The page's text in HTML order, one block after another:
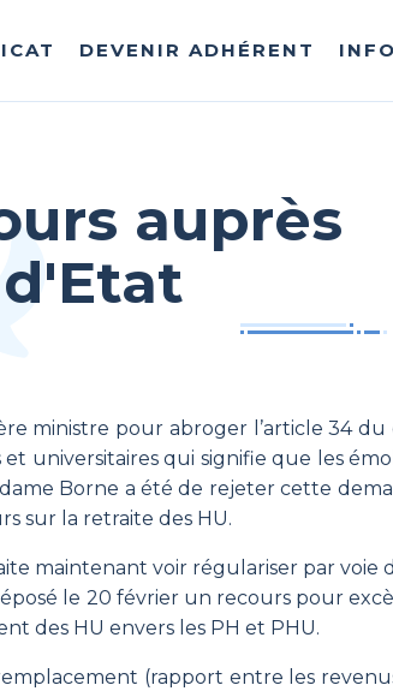
DEVENIR ADHÉRENT
auprès
ministre pour abroger l’article 34 du
universitaires qui signifie que les
Borne a été de rejeter cette
sur la retraite des HU.
maintenant voir régulariser par
le 20 février un recours pour
des HU envers les PH et PHU.
(rapport entre les